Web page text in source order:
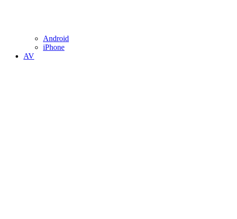
Android
iPhone
AV